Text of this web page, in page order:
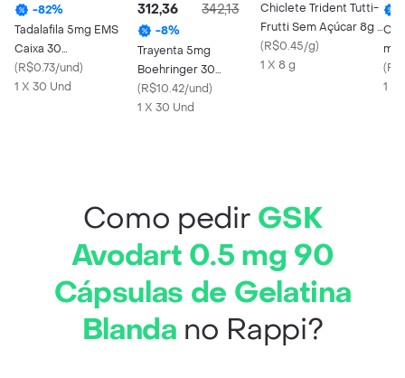
-82%
Tadalafila 5mg EMS
Caixa 30
Comprimidos
Revestidos
(R$0.73/und)
1 X 30 Und
312,36
342,13
-8%
Trayenta 5mg
Boehringer 30
Comprimidos
Revestidos
(R$10.42/und)
1 X 30 Und
Chiclete Trident Tutti-
Frutti Sem Açúcar 8g -
Embalagem com 5
unid.
(R$0.45/g)
1 X 8 g
mg
(
1 X
Como pedir GSK
Avodart 0.5 mg 90
Cápsulas de Gelatina
Blanda no Rappi?